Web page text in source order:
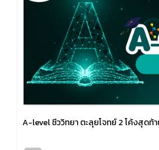
A-level ชีววิทยา ตะลุยโจทย์ 2 โค้งสุดท้